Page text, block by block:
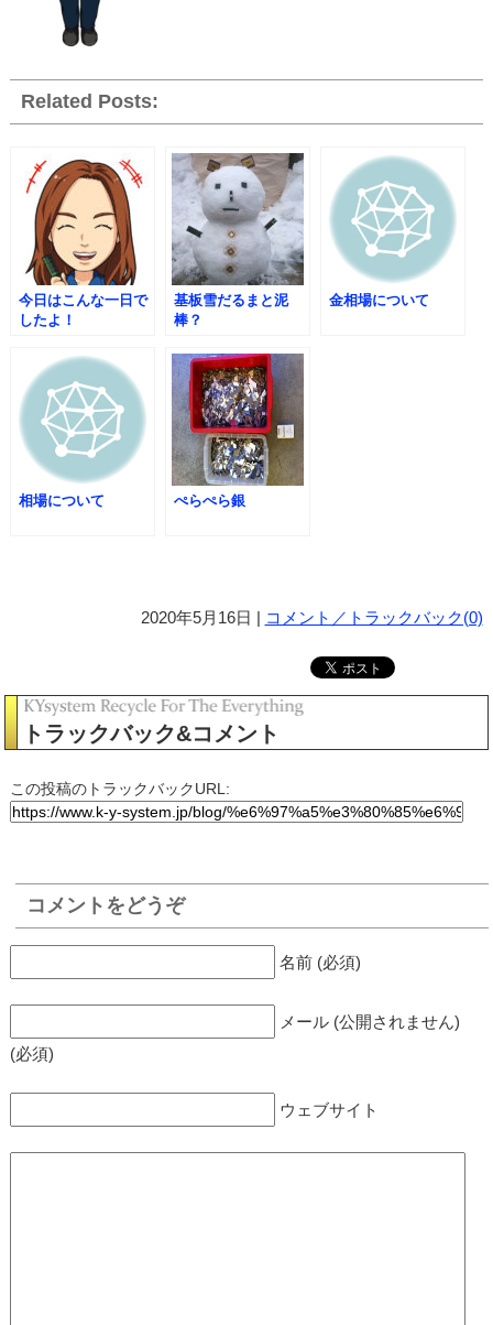
Related Posts:
今日はこんな一日で
したよ！
基板雪だるまと泥
棒？
金相場について
相場について ぺらぺら銀
2020年5月16日 | コメント／トラックバック(0)
トラックバック&コメント
この投稿のトラックバックURL:
コメントをどうぞ
名前 (必須)
メール (公開されません)
(必須)
ウェブサイト